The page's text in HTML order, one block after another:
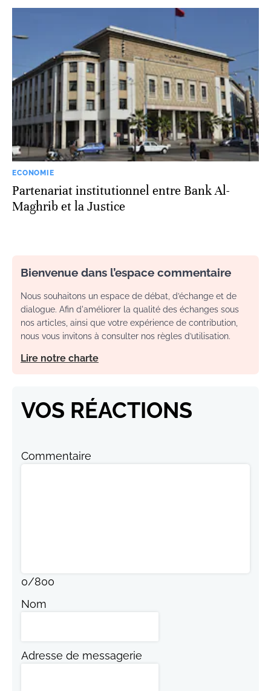
ECONOMIE
Partenariat institutionnel entre Bank Al-
Maghrib et la Justice
Bienvenue dans l’espace commentaire
Nous souhaitons un espace de débat, d’échange et de
dialogue. Afin d'améliorer la qualité des échanges sous
nos articles, ainsi que votre expérience de contribution,
nous vous invitons à consulter nos règles d’utilisation.
Lire notre charte
VOS RÉACTIONS
Commentaire
0/800
Nom
Adresse de messagerie